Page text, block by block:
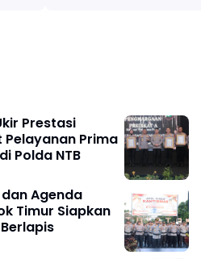
Prestasi
Pelayanan Prima
Polda NTB
dan Agenda
Timur Siapkan